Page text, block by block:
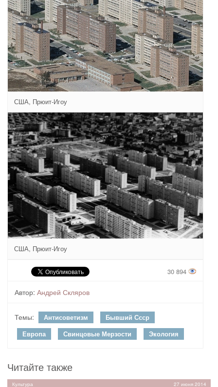
США, Прюит-Игоу
США, Прюит-Игоу
30 894
Автор: Андрей Скляров
Темы: Антисоветизм
Бывший Ссср
Европа
Свинцовые Мерзости Экология
Читайте также
Культура 27 июня 2014